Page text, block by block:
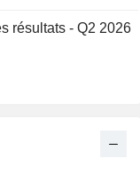
résultats - Q2 2026